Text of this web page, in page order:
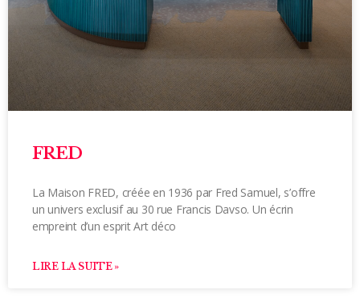
FRED
La Maison FRED, créée en 1936 par Fred Samuel, s’offre
un univers exclusif au 30 rue Francis Davso. Un écrin
empreint d’un esprit Art déco
LIRE LA SUITE »